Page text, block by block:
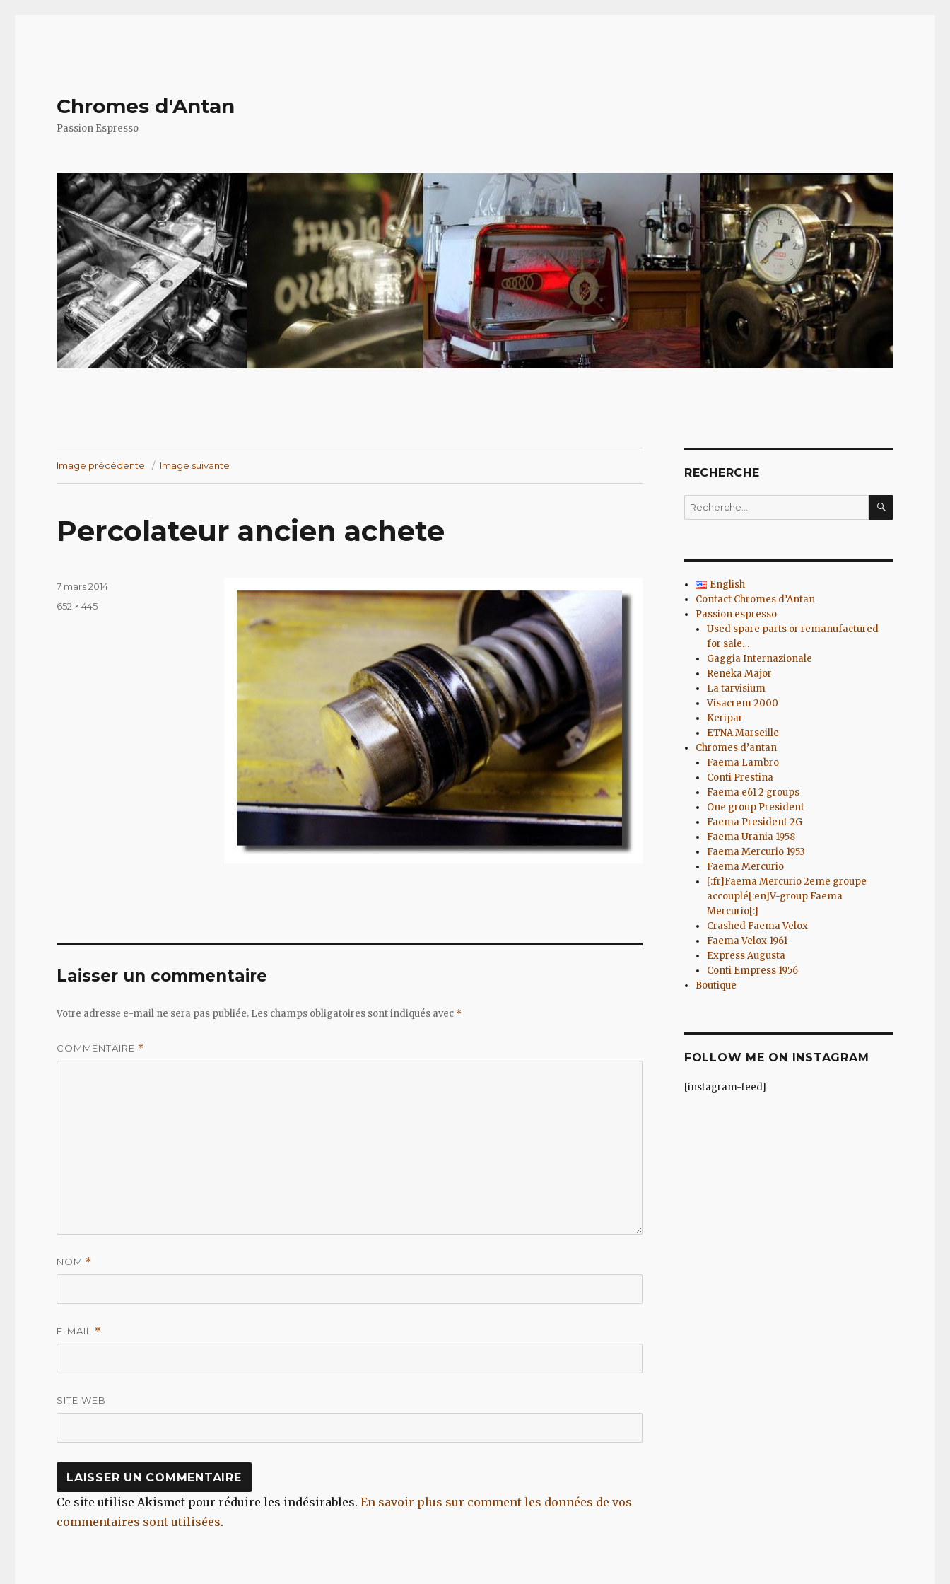
Chromes d'Antan
Passion Espresso
Image précédente Image suivante
Percolateur ancien achete
Publié
7 mars 2014
Taille
652 × 445
Laisser un commentaire
Votre adresse e-mail ne sera pas publiée. Les champs obligatoires sont indiqués avec *
COMMENTAIRE *
NOM *
E-MAIL *
SITE WEB
Ce site utilise Akismet pour réduire les indésirables.En savoir plus sur comment les données de vos
commentaires sont utilisées.
RECHERCHE
Recherche
pour
English
Contact Chromes d’Antan
Passion espresso
Used spare parts or remanufactured
for sale…
Gaggia Internazionale
Reneka Major
La tarvisium
Visacrem 2000
Keripar
ETNA Marseille
Chromes d’antan
Faema Lambro
Conti Prestina
Faema e61 2 groups
One group President
Faema President 2G
Faema Urania 1958
Faema Mercurio 1953
Faema Mercurio
[:fr]Faema Mercurio 2eme groupe
accouplé[:en]V-group Faema
Mercurio[:]
Crashed Faema Velox
Faema Velox 1961
Express Augusta
Conti Empress 1956
Boutique
FOLLOW ME ON INSTAGRAM
[instagram-feed]